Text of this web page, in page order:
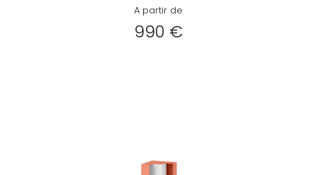
A partir de
990 €